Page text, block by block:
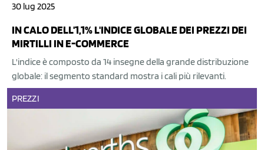
30 lug 2025
IN CALO DELL'1,1% L'INDICE GLOBALE DEI PREZZI DEI
MIRTILLI IN E-COMMERCE
L'indice è composto da 14 insegne della grande distribuzione
globale: il segmento standard mostra i cali più rilevanti.
PREZZI